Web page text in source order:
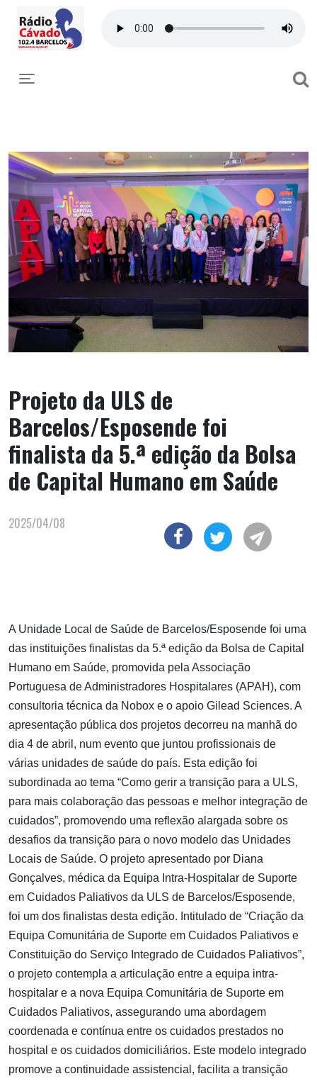
Toggle navigation
Projeto da ULS de
Barcelos/Esposende foi
finalista da 5.ª edição da Bolsa
de Capital Humano em Saúde
2025/04/08
A Unidade Local de Saúde de Barcelos/Esposende foi uma
das instituições finalistas da 5.ª edição da Bolsa de Capital
Humano em Saúde, promovida pela Associação
Portuguesa de Administradores Hospitalares (APAH), com
consultoria técnica da Nobox e o apoio Gilead Sciences. A
apresentação pública dos projetos decorreu na manhã do
dia 4 de abril, num evento que juntou profissionais de
várias unidades de saúde do país. Esta edição foi
subordinada ao tema “Como gerir a transição para a ULS,
para mais colaboração das pessoas e melhor integração de
cuidados”, promovendo uma reflexão alargada sobre os
desafios da transição para o novo modelo das Unidades
Locais de Saúde. O projeto apresentado por Diana
Gonçalves, médica da Equipa Intra-Hospitalar de Suporte
em Cuidados Paliativos da ULS de Barcelos/Esposende,
foi um dos finalistas desta edição. Intitulado de “Criação da
Equipa Comunitária de Suporte em Cuidados Paliativos e
Constituição do Serviço Integrado de Cuidados Paliativos”,
o projeto contempla a articulação entre a equipa intra-
hospitalar e a nova Equipa Comunitária de Suporte em
Cuidados Paliativos, assegurando uma abordagem
coordenada e contínua entre os cuidados prestados no
hospital e os cuidados domiciliários. Este modelo integrado
promove a continuidade assistencial, facilita a transição